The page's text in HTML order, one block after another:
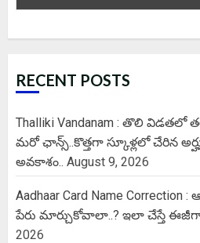
RECENT POSTS
Thalliki Vandanam : తొలి విడతలో
మరో ఛాన్స్..కొత్తగా స్కూళ్లలో చేరిన
అవకాశం.. August 9, 2026
Aadhaar Card Name
పేరు మార్చుకోవాలా..? ఇలా చేస్తే ఈజీగా
2026